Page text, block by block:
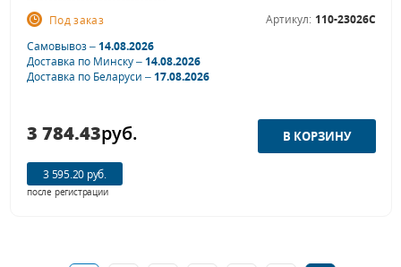
Под заказ
Артикул: 110-23026C
Самовывоз –14.08.2026
Доставка по Минску –14.08.2026
Доставка по Беларуси –17.08.2026
3 784.43руб.
3 595.20 руб.
после регистрации